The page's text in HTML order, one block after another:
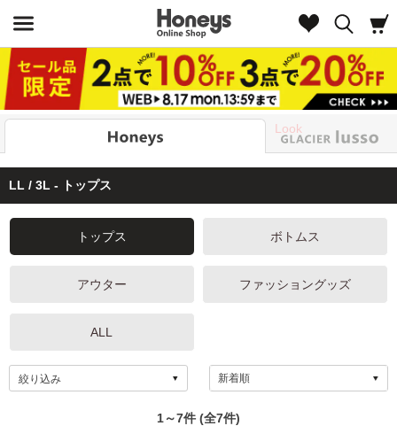
Look
LL / 3L - トップス
トップス ボトムス
アウター ファッショングッズ
ALL
絞り込み
1～7件 (全7件)